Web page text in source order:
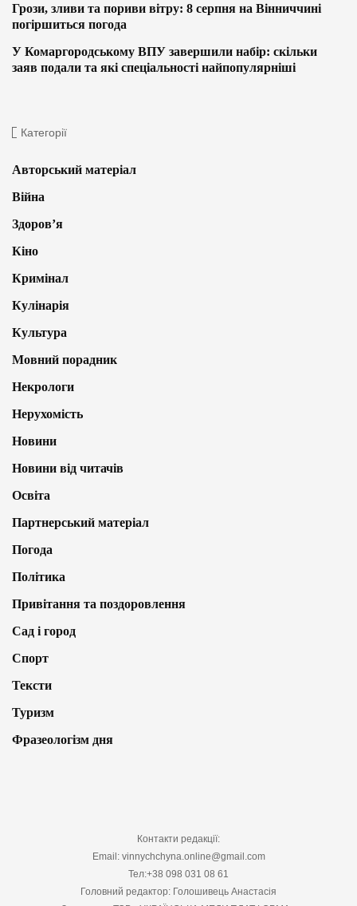
Грози, зливи та пориви вітру: 8 серпня на Вінниччині
погіршиться погода
У Комаргородському ВПУ завершили набір: скільки
заяв подали та які спеціальності найпопулярніші
Категорії
Авторський матеріал
Війна
Здоров’я
Кіно
Кримінал
Кулінарія
Культура
Мовний порадник
Некрологи
Нерухомість
Новини
Новини від читачів
Освіта
Партнерський матеріал
Погода
Політика
Привітання та поздоровлення
Сад і город
Спорт
Тексти
Туризм
Фразеологізм дня
Контакти редакції:
Email: vinnychchyna.online@gmail.com
Тел:+38 098 031 08 61
Головний редактор: Голошивець Анастасія